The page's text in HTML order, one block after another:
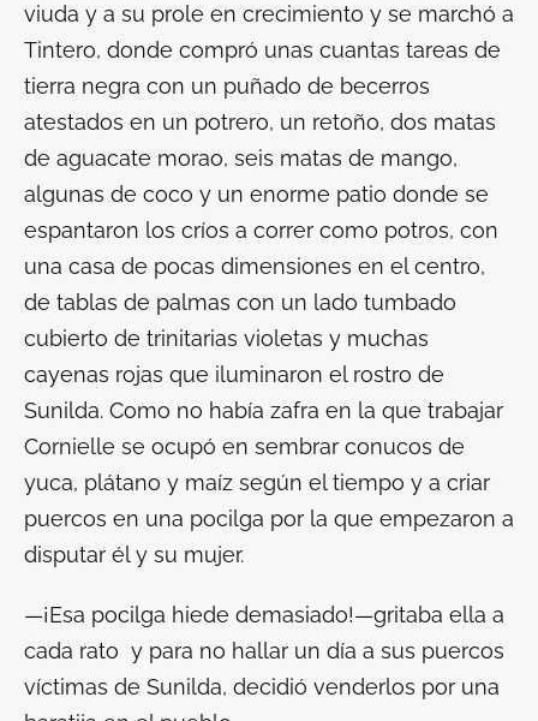
viuda y a su prole en crecimiento y se marchó a
Tintero, donde compró unas cuantas tareas de
tierra negra con un puñado de becerros
atestados en un potrero, un retoño, dos matas
de aguacate morao, seis matas de mango,
algunas de coco y un enorme patio donde se
espantaron los críos a correr como potros, con
una casa de pocas dimensiones en el centro,
de tablas de palmas con un lado tumbado
cubierto de trinitarias violetas y muchas
cayenas rojas que iluminaron el rostro de
Sunilda. Como no había zafra en la que trabajar
Cornielle se ocupó en sembrar conucos de
yuca, plátano y maíz según el tiempo y a criar
puercos en una pocilga por la que empezaron a
disputar él y su mujer.
—¡Esa pocilga hiede demasiado!—gritaba ella a
cada rato y para no hallar un día a sus puercos
víctimas de Sunilda, decidió venderlos por una